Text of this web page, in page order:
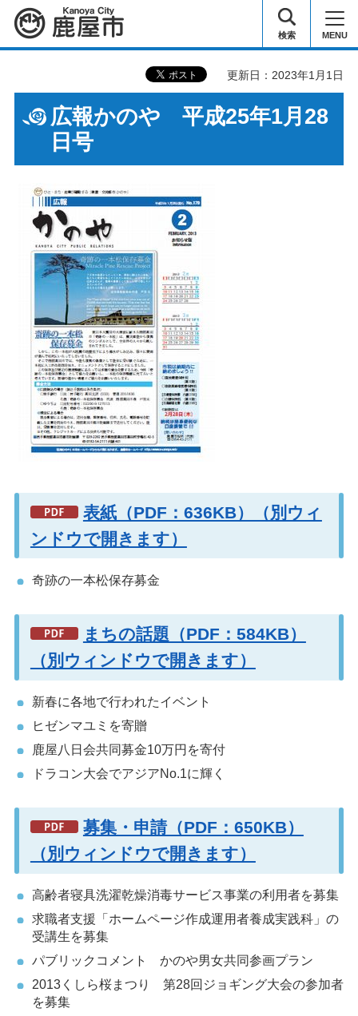
鹿屋市 検索 MENU
更新日：2023年1月1日
広報かのや 平成25年1月28
日号
表紙（PDF：636KB）（別ウィ
ンドウで開きます）
奇跡の一本松保存募金
まちの話題（PDF：584KB）
（別ウィンドウで開きます）
新春に各地で行われたイベント
ヒゼンマユミを寄贈
鹿屋八日会共同募金10万円を寄付
ドラコン大会でアジアNo.1に輝く
募集・申請（PDF：650KB）
（別ウィンドウで開きます）
高齢者寝具洗濯乾燥消毒サービス事業の利用者を募集
求職者支援「ホームページ作成運用者養成実践科」の
受講生を募集
パブリックコメント かのや男女共同参画プラン
2013くしら桜まつり 第28回ジョギング大会の参加者
を募集